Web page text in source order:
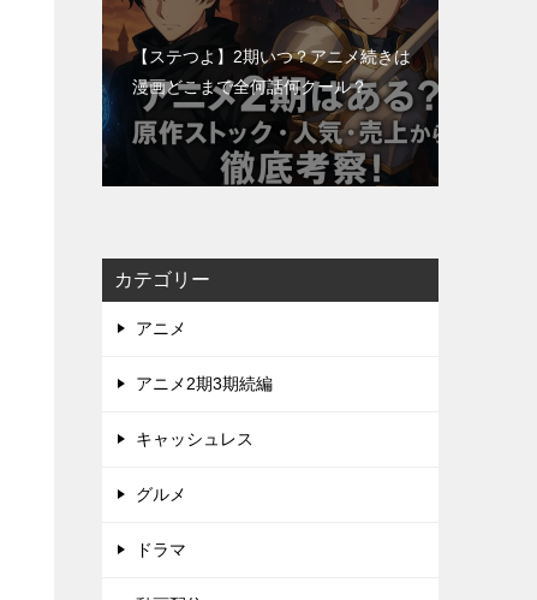
【ステつよ】2期いつ？アニメ続きは
漫画どこまで全何話何クール？
カテゴリー
アニメ
アニメ2期3期続編
キャッシュレス
グルメ
ドラマ